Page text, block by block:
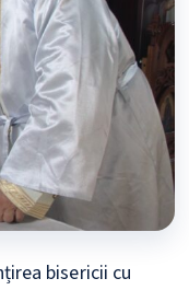
bisericii cu